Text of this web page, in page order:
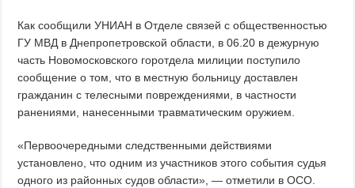
Как сообщили УНИАН в Отделе связей с общественностью
ГУ МВД в Днепропетровской области, в 06.20 в дежурную
часть Новомосковского горотдела милиции поступило
сообщение о том, что в местную больницу доставлен
гражданин с телесными повреждениями, в частности
ранениями, нанесенными травматическим оружием.
«Первоочередными следственными действиями
установлено, что одним из участников этого события судья
одного из районных судов области», — отметили в ОСО.